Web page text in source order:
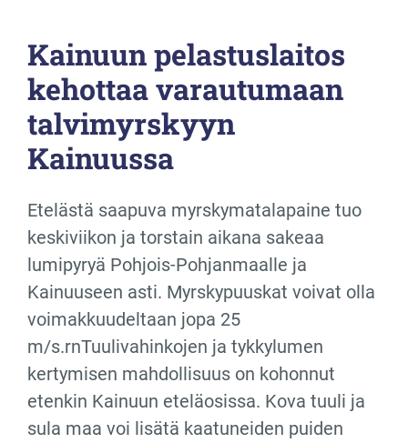
Kainuun pelastuslaitos
kehottaa varautumaan
talvimyrskyyn
Kainuussa
Etelästä saapuva myrskymatalapaine tuo
keskiviikon ja torstain aikana sakeaa
lumipyryä Pohjois-Pohjanmaalle ja
Kainuuseen asti. Myrskypuuskat voivat olla
voimakkuudeltaan jopa 25
m/s.rnTuulivahinkojen ja tykkylumen
kertymisen mahdollisuus on kohonnut
etenkin Kainuun eteläosissa. Kova tuuli ja
sula maa voi lisätä kaatuneiden puiden